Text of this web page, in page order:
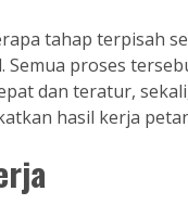
tahap terpisah
proses
dan teratur,
hasil kerja